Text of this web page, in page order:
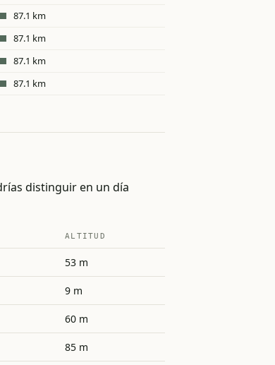
87.1 km
87.1 km
87.1 km
87.1 km
distinguir en un día
ALTITUD
53 m
9 m
60 m
85 m